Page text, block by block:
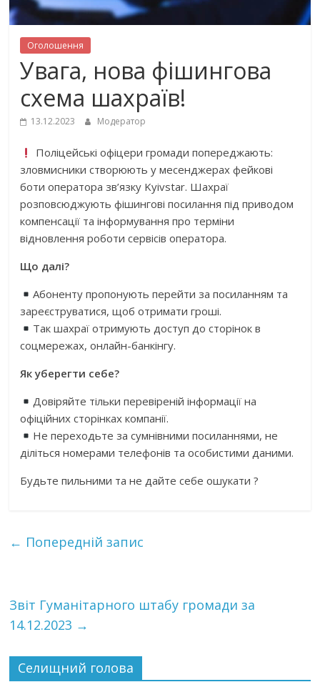
Оголошення
Увага, нова фішингова
схема шахраїв!
13.12.2023 Модератор
Поліцейські офіцери громади попереджають:
зловмисники створюють у месенджерах фейкові
боти оператора зв’язку Kyivstar. Шахраї
розповсюджують фішингові посилання під приводом
компенсації та інформування про терміни
відновлення роботи сервісів оператора.
Що далі?
Абоненту пропонують перейти за посиланням та
зареєструватися, щоб отримати гроші.
Так шахраї отримують доступ до сторінок в
соцмережах, онлайн-банкінгу.
Як уберегти себе?
Довіряйте тільки перевіреній інформації на
офіційних сторінках компанії.
Не переходьте за сумнівними посиланнями, не
діліться номерами телефонів та особистими даними.
Будьте пильними та не дайте себе ошукати ?
← Попередній запис
Звіт Гуманітарного штабу громади за
14.12.2023 →
Селищний голова